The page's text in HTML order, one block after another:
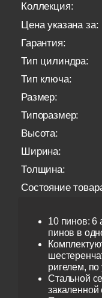
Коллекция:
Цена указана за:
Гарантия:
Тип цилиндра:
Тип ключа:
Размер:
Типоразмер:
Высота:
Ширина:
Толщина:
Состояние
10 пинов: 6
пинов в
ригелем,
Стальной
закаленной